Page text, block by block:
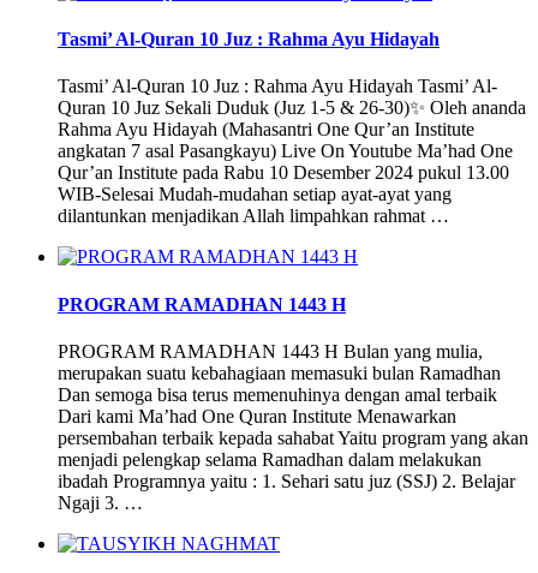
Tasmi’ Al-Quran 10 Juz : Rahma Ayu Hidayah
Tasmi’ Al-Quran 10 Juz : Rahma Ayu Hidayah Tasmi’ Al-
Quran 10 Juz Sekali Duduk (Juz 1-5 & 26-30)✨ Oleh ananda
Rahma Ayu Hidayah (Mahasantri One Qur’an Institute
angkatan 7 asal Pasangkayu) Live On Youtube Ma’had One
Qur’an Institute pada Rabu 10 Desember 2024 pukul 13.00
WIB-Selesai Mudah-mudahan setiap ayat-ayat yang
dilantunkan menjadikan Allah limpahkan rahmat …
PROGRAM RAMADHAN 1443 H
PROGRAM RAMADHAN 1443 H Bulan yang mulia,
merupakan suatu kebahagiaan memasuki bulan Ramadhan
Dan semoga bisa terus memenuhinya dengan amal terbaik
Dari kami Ma’had One Quran Institute Menawarkan
persembahan terbaik kepada sahabat Yaitu program yang akan
menjadi pelengkap selama Ramadhan dalam melakukan
ibadah Programnya yaitu : 1. Sehari satu juz (SSJ) 2. Belajar
Ngaji 3. …